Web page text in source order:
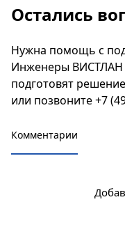
GPU-серверы,
быструю сеть,
питание и
охлаждение,
окружение MLOps
— под ключ.
Остались
Нужна помощь с
Инженеры ВИСТЛАН
подготовят
или позвоните+7
Комментарии